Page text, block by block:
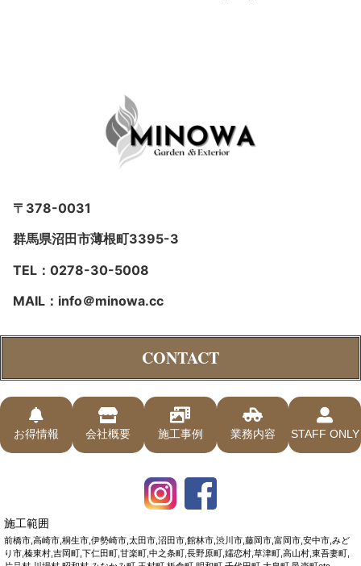
〒378-0031
群馬県沼田市薄根町3395-3
TEL：0278-30-5008
MAIL：info＠minowa.cc
CONTACT
お得情報 会社概要 施工事例 業務内容 STAFF ONLY
施工範囲
前橋市,高崎市,桐生市,伊勢崎市,太田市,沼田市,館林市,渋川市,藤岡市,富岡市,安中市,みど
り市,榛東村,吉岡町,下仁田町,甘楽町,中之条町,長野原町,嬬恋村,草津町,高山村,東吾妻町,